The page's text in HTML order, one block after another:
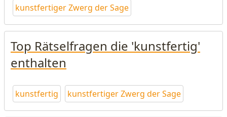
kunstfertiger Zwerg der Sage
Top Rätselfragen die 'kunstfertig'
enthalten
kunstfertig kunstfertiger Zwerg der Sage